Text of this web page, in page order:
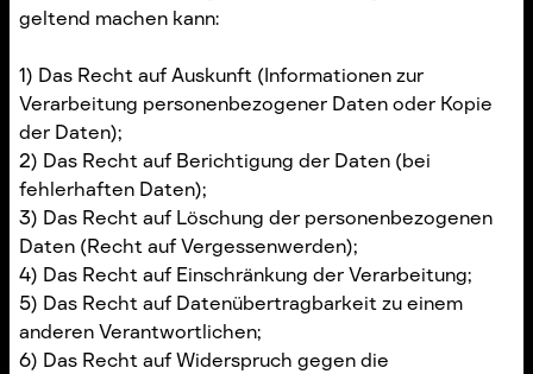
geltend machen kann:
1) Das Recht auf Auskunft (Informationen zur
Verarbeitung personenbezogener Daten oder Kopie
der Daten);
2) Das Recht auf Berichtigung der Daten (bei
fehlerhaften Daten);
3) Das Recht auf Löschung der personenbezogenen
Daten (Recht auf Vergessenwerden);
4) Das Recht auf Einschränkung der Verarbeitung;
5) Das Recht auf Datenübertragbarkeit zu einem
anderen Verantwortlichen;
6) Das Recht auf Widerspruch gegen die